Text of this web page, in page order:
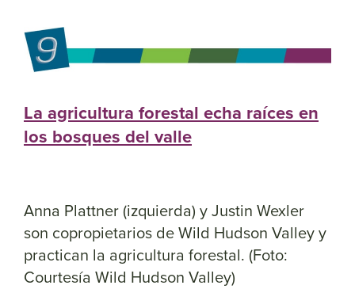
La agricultura forestal echa raíces en
los bosques del valle
Anna Plattner (izquierda) y Justin Wexler
son copropietarios de Wild Hudson Valley y
practican la agricultura forestal. (Foto:
Courtesía Wild Hudson Valley)